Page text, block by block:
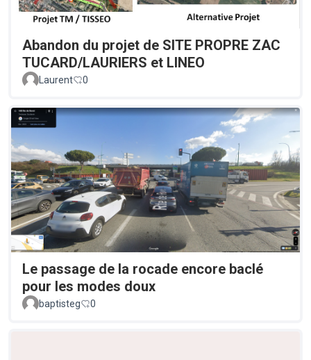
Abandon du projet de SITE PROPRE ZAC
TUCARD/LAURIERS et LINEO
Laurent 0
Le passage de la rocade encore baclé
pour les modes doux
baptisteg 0